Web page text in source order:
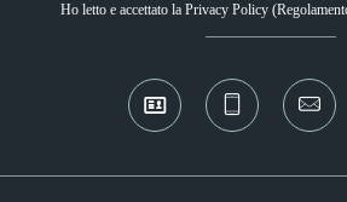
Ho letto e accettato la Privacy Policy
Alternative: